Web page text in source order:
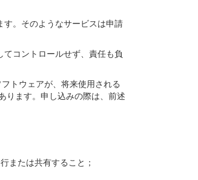
。そのようなサービスは申請
コントロールせず、責任も負
トウェアが、将来使用される
ります。申し込みの際は、前述
または共有すること；